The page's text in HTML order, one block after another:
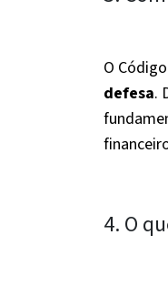
O
defesa.
4. O